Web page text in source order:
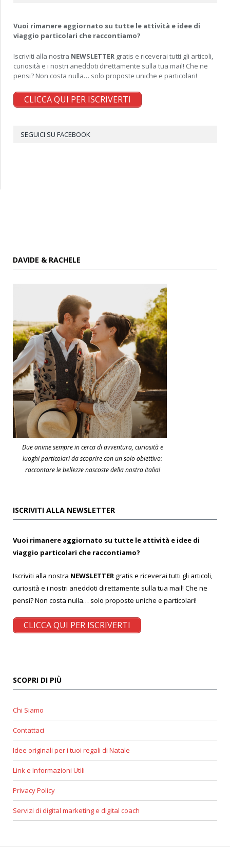
Vuoi rimanere aggiornato su tutte le attività e idee di
viaggio particolari che raccontiamo?
Iscriviti alla nostra NEWSLETTER gratis e riceverai tutti gli articoli,
curiosità e i nostri aneddoti direttamente sulla tua mail! Che ne
pensi? Non costa nulla… solo proposte uniche e particolari!
CLICCA QUI PER ISCRIVERTI
SEGUICI SU FACEBOOK
DAVIDE & RACHELE
Due anime sempre in cerca di avventura, curiosità e
luoghi particolari da scoprire con un solo obiettivo:
raccontare le bellezze nascoste della nostra Italia!
ISCRIVITI ALLA NEWSLETTER
Vuoi rimanere aggiornato su tutte le attività e idee di
viaggio particolari che raccontiamo?
Iscriviti alla nostra NEWSLETTER gratis e riceverai tutti gli articoli,
curiosità e i nostri aneddoti direttamente sulla tua mail! Che ne
pensi? Non costa nulla… solo proposte uniche e particolari!
CLICCA QUI PER ISCRIVERTI
SCOPRI DI PIÙ
Chi Siamo
Contattaci
Idee originali per i tuoi regali di Natale
Link e Informazioni Utili
Privacy Policy
Servizi di digital marketing e digital coach